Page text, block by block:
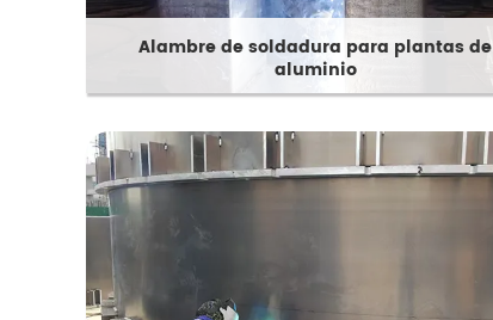
Alambre de soldadura para plantas de
aluminio